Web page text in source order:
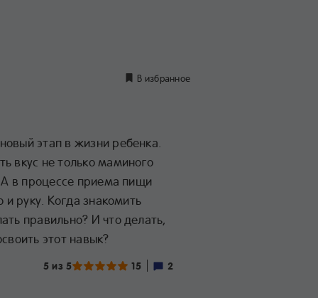
В избранное
этап в жизни ребенка.
вкус не только маминого
в процессе приема пищи
и руку. Когда знакомить
правильно? И что делать,
этот навык?
5 из 5 15 2